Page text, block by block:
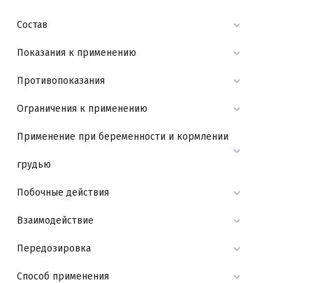
Состав
Показания к применению
Противопоказания
Ограничения к применению
Применение при беременности и кормлении
грудью
Побочные действия
Взаимодействие
Передозировка
Способ применения